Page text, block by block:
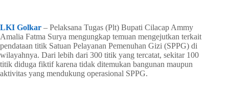
LKI Golkar – Pelaksana Tugas (Plt) Bupati Cilacap Ammy
Amalia Fatma Surya mengungkap temuan mengejutkan terkait
pendataan titik Satuan Pelayanan Pemenuhan Gizi (SPPG) di
wilayahnya. Dari lebih dari 300 titik yang tercatat, sekitar 100
titik diduga fiktif karena tidak ditemukan bangunan maupun
aktivitas yang mendukung operasional SPPG.